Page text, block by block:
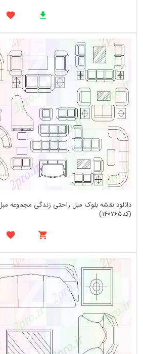
دانلود نقشه بلوک مبل راحتی زندگی مجموعه
(کد140765)